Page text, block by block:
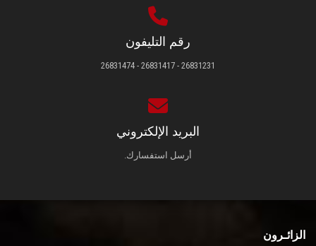
رقم التليفون
26831231 - 26831417 - 26831474
البريد الإلكتروني
أرسل استفسارك.
الزائـرون